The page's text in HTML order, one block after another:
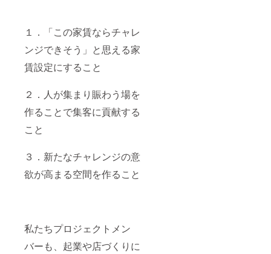
１．「この家賃ならチャレ
ンジできそう」と思える家
賃設定にすること
２．人が集まり賑わう場を
作ることで集客に貢献する
こと
３．新たなチャレンジの意
欲が高まる空間を作ること
私たちプロジェクトメン
バーも、起業や店づくりに